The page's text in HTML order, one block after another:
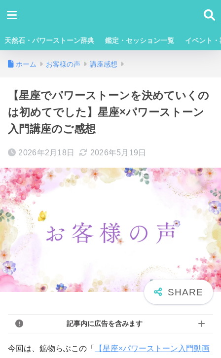
天然石・パワーストーン辞典 鑑定・セッション一覧 イベント
ホーム お客様の声 講座感想
【星座でパワーストーンを決めていくの
は初めてでした】星座×パワーストーン
入門講座のご感想
2026年2月18日 2026年5月19日
記事内に広告を含みます
今回は、鉱物らぶこの「
【星座×パワーストーン入門動画